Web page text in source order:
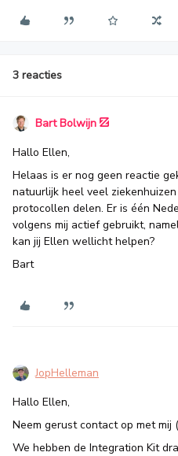
3 reacties
Bart Bolwijn
Hallo Ellen,
Helaas is er nog geen reactie
natuurlijk heel veel
protocollen delen. Er is één
volgens mij actief gebruikt,
kan jij Ellen wellicht helpen?
Bart
JopHelleman
Hallo Ellen,
Neem gerust contact op met mij
We hebben de Integration Kit